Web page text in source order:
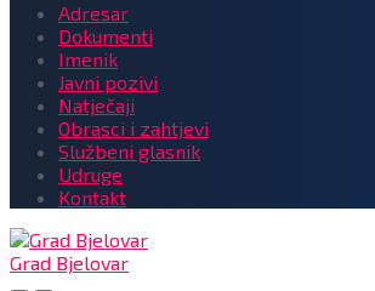
Adresar
Dokumenti
Imenik
Javni pozivi
Natječaji
Obrasci i zahtjevi
Službeni glasnik
Udruge
Kontakt
Grad Bjelovar